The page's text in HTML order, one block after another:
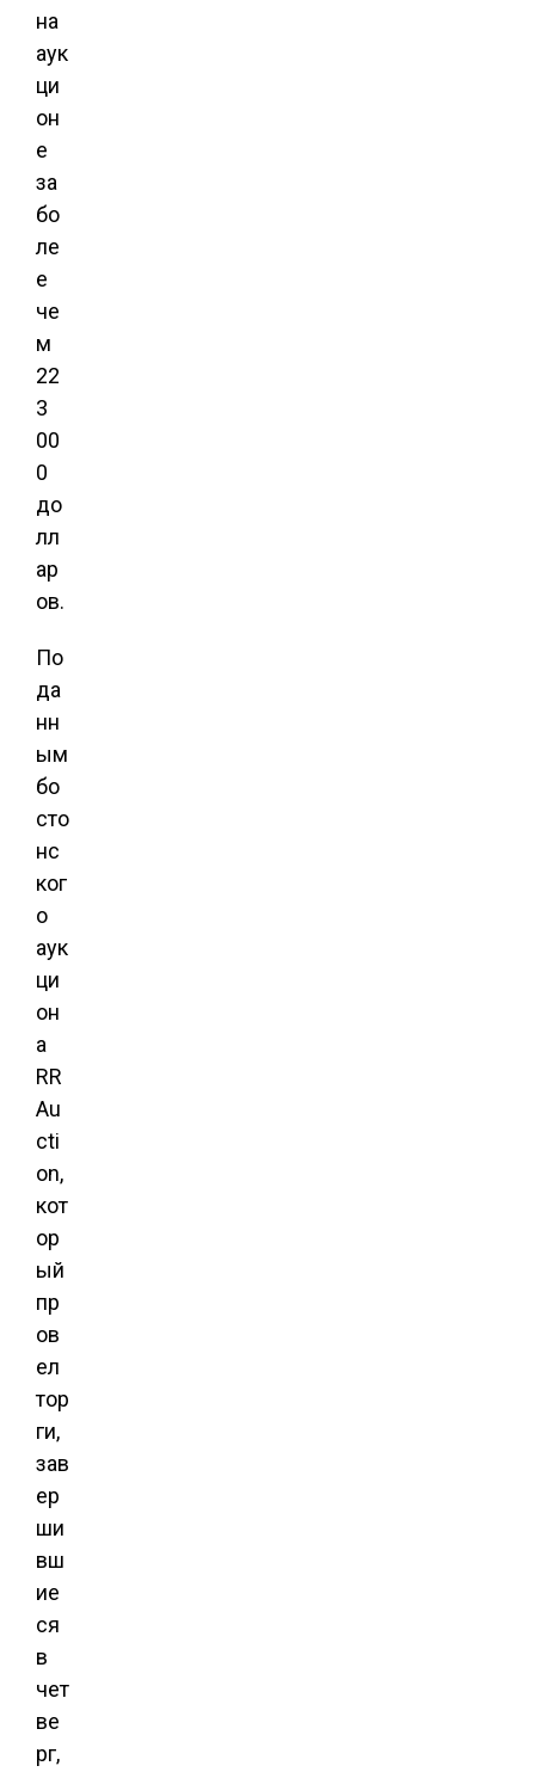
на
аук
ци
он
е
за
бо
ле
е
че
м
22
3
00
0
до
лл
ар
ов.
По
да
нн
ым
бо
сто
нс
ког
о
аук
ци
он
а
RR
Au
cti
on,
кот
ор
ый
пр
ов
ел
тор
ги,
зав
ер
ши
вш
ие
ся
в
чет
ве
рг,